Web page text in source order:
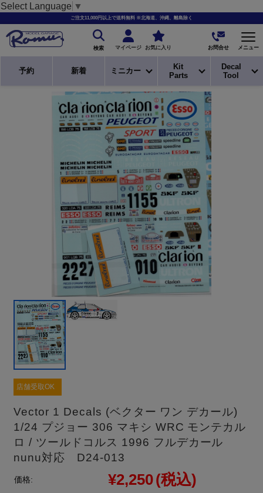
Select Language ▼
ご注文11,000円以上で送料無料 ※北海道、沖縄、離島除く
検索 マイページ お気に入り お問合せ メニュー
予約 新着 ミニカー
Kit
Parts
Decal
Tool
店舗受取OK
Vector 1 Decals (ベクター ワン デカール)
1/24 プジョー 306 マキシ WRC モンテカル
ロ / ツールドコルス 1996 フルデカール
nunu対応 D24-013
価格: ¥2,250(税込)